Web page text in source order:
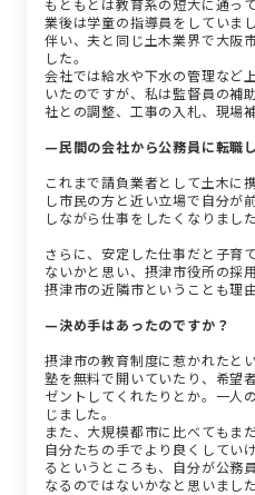
業後は学童の指導員をしていま
伴い、夫と同じ土木業界で大阪
した。
会社では給水や下水の管理など
いたのですが、私は監督員の補
社との調整、工事の入札、現場
—民間の会社から公務員に転職
これまで請負業者として土木に
し市民の方と近い立場で自分が
しながら仕事をしたくなりました
さらに、安定した仕事だと子育
ないかと思い、摂津市役所の採
摂津市の近隣市ということも理
—決め手はあったのですか？
摂津市の教育制度に惹かれたと
塾を無料で開いていたり、希望
ゼントしてくれたりとか。一人
じました。
また、大規模都市に比べてもま
自分たちの手でより良くしてい
るというところも、自分が公務
なるのではないかなと思いました